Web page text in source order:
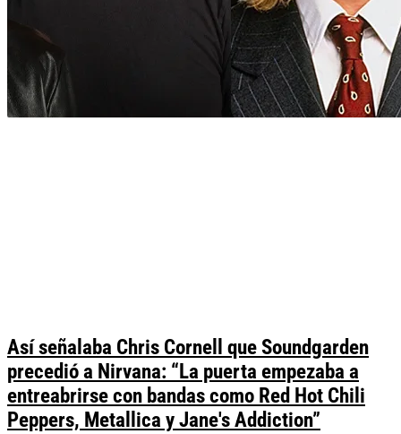
Así señalaba Chris Cornell que Soundgarden
precedió a Nirvana: “La puerta empezaba a
entreabrirse con bandas como Red Hot Chili
Peppers, Metallica y Jane's Addiction”